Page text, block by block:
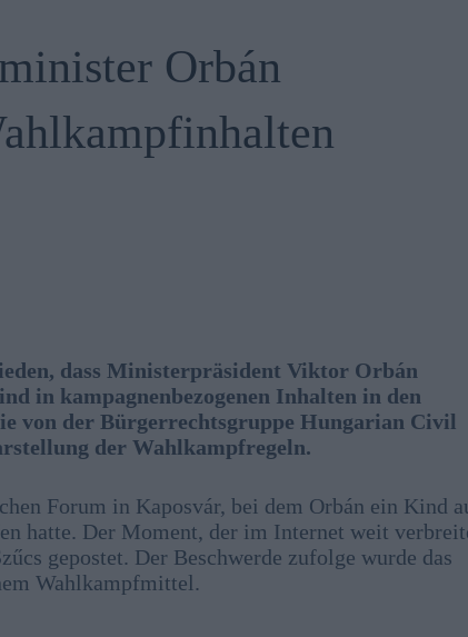
Orbán
dass Ministerpräsident Viktor Orbán
in kampagnenbezogenen Inhalten in den
von der Bürgerrechtsgruppe Hungarian Civil
der Wahlkampfregeln.
Forum in Kaposvár, bei dem Orbán ein Kind
hatte. Der Moment, der im Internet weit
gepostet. Der Beschwerde zufolge wurde das
Wahlkampfmittel.